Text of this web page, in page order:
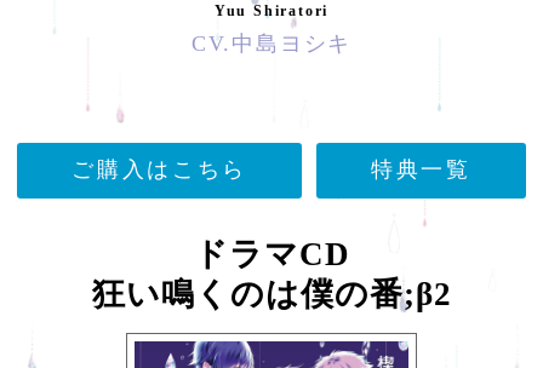
Yuu Shiratori
CV.中島ヨシキ
ご購入はこちら 特典一覧
ドラマCD
狂い鳴くのは僕の番;β2